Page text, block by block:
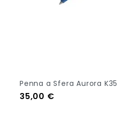
Penna a Sfera Aurora K35
Prezzo
35,00 €